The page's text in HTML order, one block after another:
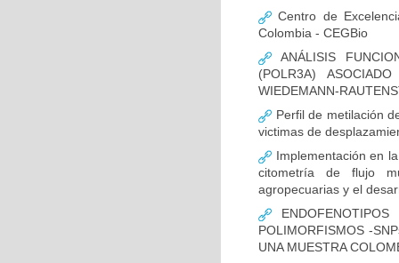
Centro de
Colombia - CEGBio
ANÁLISIS
(POLR3A)
WIEDEMANN-
Perfil de metilación
victimas de
Implementación en
citometría de flujo
agropecuarias y el
POLIMORFISMOS -
UNA MUESTRA